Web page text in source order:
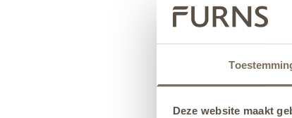
Deze website maakt